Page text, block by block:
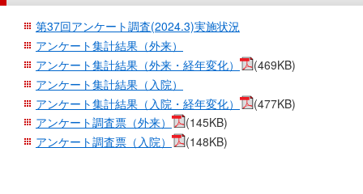
第37回アンケート調査(2024.3)実施状況
アンケート集計結果（外来）
アンケート集計結果（外来・経年変化）
(469KB)
アンケート集計結果（入院）
アンケート集計結果（入院・経年変化）
(477KB)
アンケート調査票（外来）
(145KB)
アンケート調査票（入院）
(148KB)